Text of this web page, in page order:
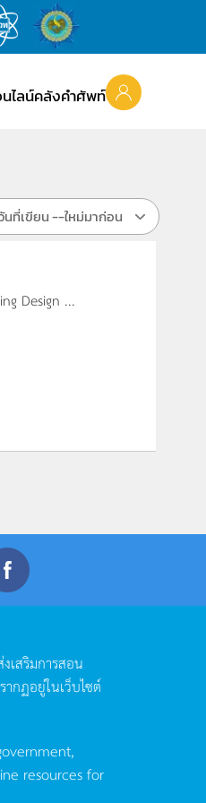
ไลน์คลังคำศัพท์
นที่เขียน --ใหม่มาก่อน
Design ...
เสริมการสอน
กฏอยู่ในเว็บไซต์
resources for